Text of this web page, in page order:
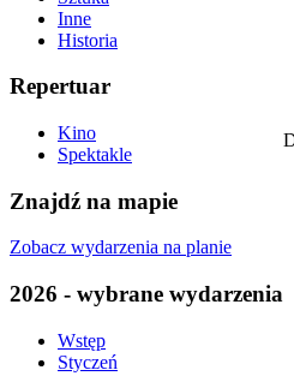
Inne
Historia
Repertuar
Kino
Spektakle
Znajdź na mapie
Zobacz wydarzenia na planie
2026 - wybrane wydarzenia
Wstęp
Styczeń